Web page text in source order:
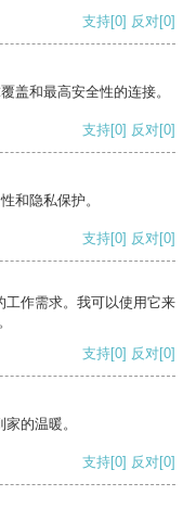
支持[0] 反对[0]
盖和最高安全性的连接。
支持[0] 反对[0]
和隐私保护。
支持[0] 反对[0]
工作需求。我可以使用它来
支持[0] 反对[0]
的温暖。
支持[0] 反对[0]